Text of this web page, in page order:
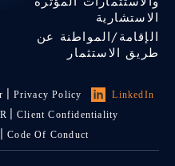
الاستشارية
الإقامة/المواطنة عن
طريق الاستثمار
LinkedIn
Privacy Policy
Client Confidentiality
Code Of Conduct